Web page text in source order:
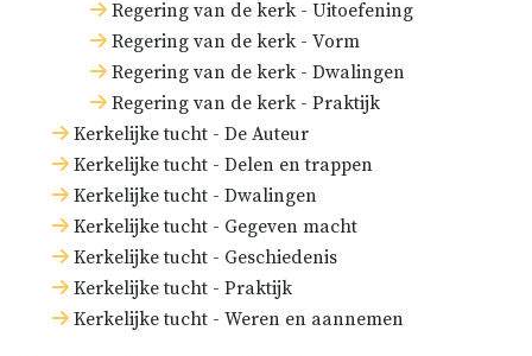
Regering van de kerk - Uitoefening
Regering van de kerk - Vorm
Regering van de kerk - Dwalingen
Regering van de kerk - Praktijk
Kerkelijke tucht - De Auteur
Kerkelijke tucht - Delen en trappen
Kerkelijke tucht - Dwalingen
Kerkelijke tucht - Gegeven macht
Kerkelijke tucht - Geschiedenis
Kerkelijke tucht - Praktijk
Kerkelijke tucht - Weren en aannemen